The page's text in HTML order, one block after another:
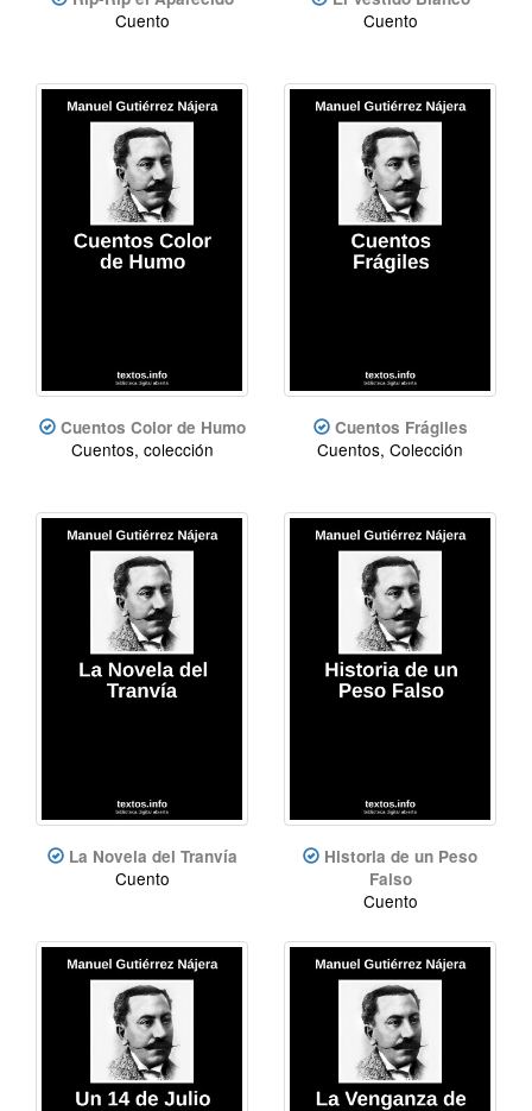
Cuento Cuento
Cuentos Color de Humo
Cuentos, colección
Cuentos Frágiles
Cuentos, Colección
La Novela del Tranvía
Cuento
Historia de un Peso
Falso
Cuento